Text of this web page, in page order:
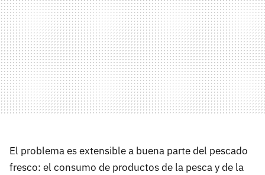
El problema es extensible a buena parte del pescado
fresco: el consumo de productos de la pesca y de la